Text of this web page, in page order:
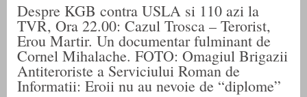
Despre KGB contra USLA si 110 azi la
TVR, Ora 22.00: Cazul Trosca – Terorist,
Erou Martir. Un documentar fulminant de
Cornel Mihalache. FOTO: Omagiul Brigazii
Antiteroriste a Serviciului Roman de
Informatii: Eroii nu au nevoie de “diplome”